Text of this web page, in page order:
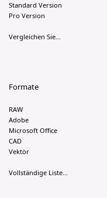
Standard Version
Pro Version
Vergleichen Sie...
Formate
RAW
Adobe
Microsoft Office
CAD
Vektör
Vollständige Liste...